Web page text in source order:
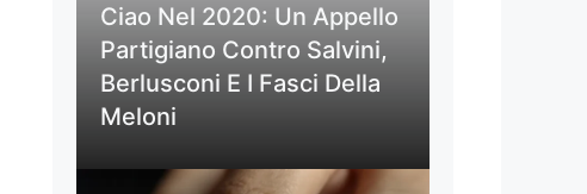
Ciao Nel 2020: Un Appello
Partigiano Contro Salvini,
Berlusconi E I Fasci Della
Meloni